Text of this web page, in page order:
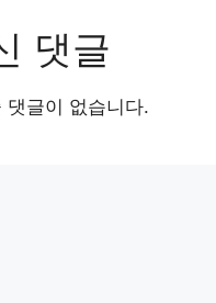
댓글
댓글이 없습니다.